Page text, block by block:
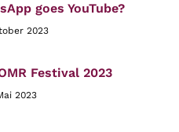
goes YouTube?
2023
Festival 2023
2023